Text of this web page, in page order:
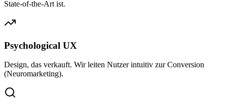
State-of-the-Art ist.
Psychological UX
Design, das verkauft. Wir leiten Nutzer intuitiv zur Conversion
(Neuromarketing).